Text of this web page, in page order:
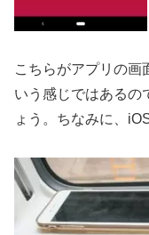
こちらがアプリの画
いう感じではあるの
ょう。ちなみに、